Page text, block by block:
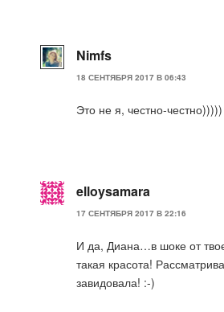
Nimfs
18 СЕНТЯБРЯ 2017 В 06:43
Это не я, честно-честно)))))
elloysamara
17 СЕНТЯБРЯ 2017 В 22:16
И да, Диана…в шоке от
такая красота!
завидовала! :-)